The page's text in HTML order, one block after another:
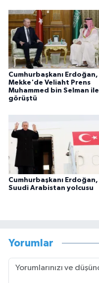
Cumhurbaşkanı Erdoğan,
Mekke'de Veliaht Prens
Muhammed bin Selman ile
görüştü
Cumhurbaşkanı Erdoğan,
Suudi Arabistan yolcusu
Yorumlar